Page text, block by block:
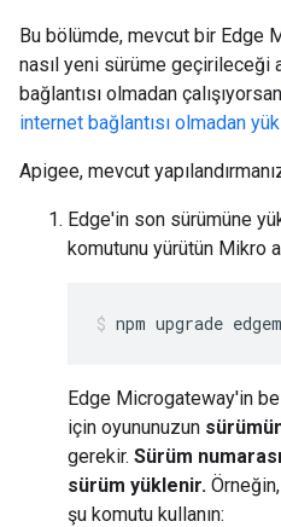
Bu bölümde, mevcut bir Edge
nasıl yeni sürüme geçirileceği
bağlantısı olmadan
internet bağlantısı olmadan
Apigee, mevcut
Edge'in son sürümüne
komutunu yürütün Mikro
npm upgrade
Edge Microgateway'in
için oyununuzun
gerekir. Sürüm
sürüm yüklenir.
şu komutu kullanın: